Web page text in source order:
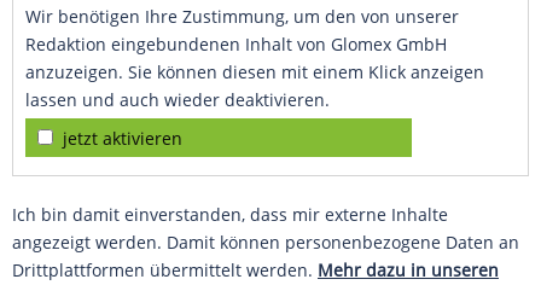
Wir benötigen Ihre Zustimmung, um den von unserer
Redaktion eingebundenen Inhalt von Glomex GmbH
anzuzeigen. Sie können diesen mit einem Klick anzeigen
lassen und auch wieder deaktivieren.
jetzt aktivieren
Ich bin damit einverstanden, dass mir externe Inhalte
angezeigt werden. Damit können personenbezogene Daten an
Drittplattformen übermittelt werden. Mehr dazu in unseren